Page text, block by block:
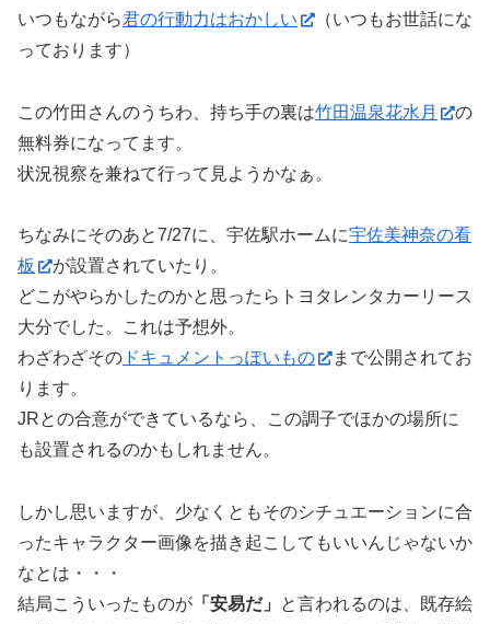
いつもながら君の行動力はおかしい
（いつもお世話にな
っております）
この竹田さんのうちわ、持ち手の裏は竹田温泉花水月
の
無料券になってます。
状況視察を兼ねて行って見ようかなぁ。
ちなみにそのあと7/27に、宇佐駅ホームに宇佐美神奈の看
板
が設置されていたり。
どこがやらかしたのかと思ったらトヨタレンタカーリース
大分でした。これは予想外。
わざわざその ドキュメントっぽいもの
まで公開されてお
ります。
JRとの合意ができているなら、この調子でほかの場所に
も設置されるのかもしれません。
しかし思いますが、少なくともそのシチュエーションに合
ったキャラクター画像を描き起こしてもいいんじゃないか
なとは・・・
結局こういったものが 「安易だ」
と言われるのは、既存絵